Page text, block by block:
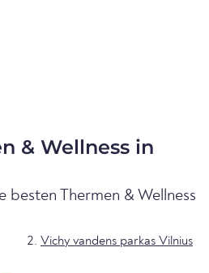
& Wellness in
besten Thermen & Wellness
Vichy vandens parkas Vilnius